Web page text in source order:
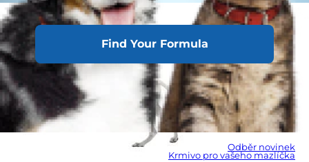
Find Your Formula
Odběr novinek
Krmivo pro vašeho mazlíčka